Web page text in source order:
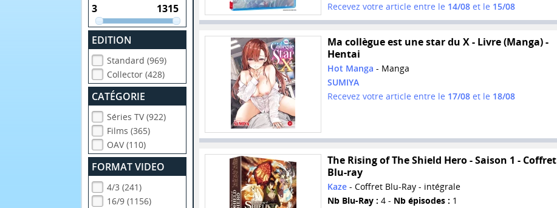
EDITION
Standard (969)
Collector (428)
CATÉGORIE
Séries TV (922)
Films (365)
OAV (110)
FORMAT VIDEO
4/3 (241)
16/9 (1156)
Recevez votre article entre le 14/08et le 15/08
Ma collègue est une star du X - Livre (Manga) -
Hentai
Hot Manga - Manga
SUMIYA
Recevez votre article entre le 17/08et le 18/08
The Rising of The Shield Hero - Saison 1 - Coffret
Blu-ray
Kaze- Coffret Blu-Ray - intégrale
Nb Blu-Ray : 4 - Nb épisodes : 1